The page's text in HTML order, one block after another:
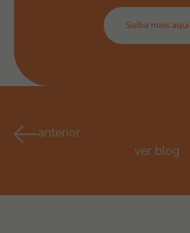
Saiba mais aqui
anterior
ver blog